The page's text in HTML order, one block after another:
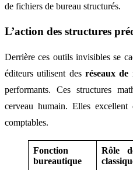
de fichiers de bureau structurés.
L’action des structures
Derrière ces outils invisibles se
éditeurs utilisent des réseaux de
performants. Ces structures
cerveau humain. Elles excellent
comptables.
Fonction
bureautique
Rôle